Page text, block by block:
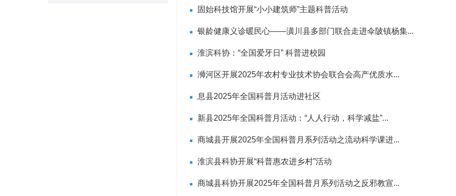
固始科技馆开展“小小建筑师”主题科普活动
银龄健康义诊暖民心——潢川县多部门联合走进伞陂镇杨集...
淮滨科协：“全国爱牙日” 科普进校园
浉河区开展2025年农村专业技术协会联合会高产优质水...
息县2025年全国科普月活动进社区
新县2025年全国科普月活动：“人人行动，科学减盐”...
商城县开展2025年全国科普月系列活动之流动科学课进...
淮滨县科协开展“科普惠农进乡村”活动
商城县科协开展2025年全国科普月系列活动之反邪教宣...